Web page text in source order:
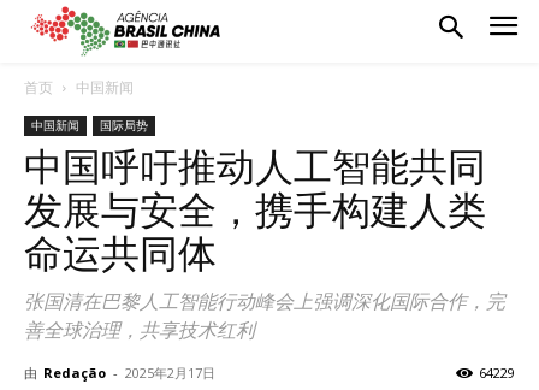
首页 中国新闻
中国新闻 国际局势
中国呼吁推动人工智能共同
发展与安全，携手构建人类
命运共同体
张国清在巴黎人工智能行动峰会上强调深化国际合作，完
善全球治理，共享技术红利
由 Redação - 2025年2月17日 64229